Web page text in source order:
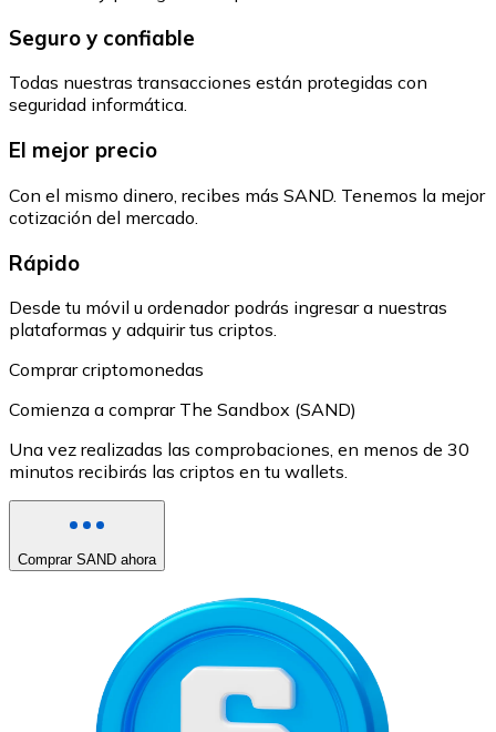
Seguro y confiable
Todas nuestras transacciones están protegidas con
seguridad informática.
El mejor precio
Con el mismo dinero, recibes más SAND. Tenemos la mejor
cotización del mercado.
Rápido
Desde tu móvil u ordenador podrás ingresar a nuestras
plataformas y adquirir tus criptos.
Comprar criptomonedas
Comienza a comprar The Sandbox (SAND)
Una vez realizadas las comprobaciones, en menos de 30
minutos recibirás las criptos en tu wallets.
Comprar SAND ahora